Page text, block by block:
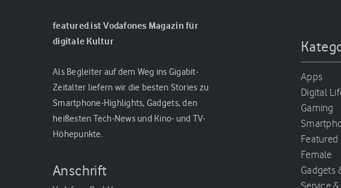
featured ist Vodafones Magazin für
digitale Kultur
Als Begleiter auf dem Weg ins Gigabit-
Zeitalter liefern wir die besten Stories zu
Smartphone-Highlights, Gadgets, den
heißesten Tech-News und Kino- und TV-
Höhepunkte.
Anschrift
Apps
Digital
Gaming
Featured
Female
Gadgets